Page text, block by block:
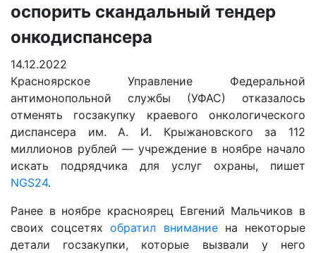
оспорить скандальный тендер
онкодиспансера
14.12.2022
Красноярское Управление Федеральной
антимонопольной службы (УФАС) отказалось
отменять госзакупку краевого онкологического
диспансера им. А. И. Крыжановского за 112
миллионов рублей — учреждение в ноябре начало
искать подрядчика для услуг охраны, пишет
NGS24.
Ранее в ноябре красноярец Евгений Мальчиков в
своих соцсетяхобратил вниманиена некоторые
детали госзакупки, которые вызвали у него